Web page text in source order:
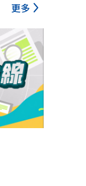
更多